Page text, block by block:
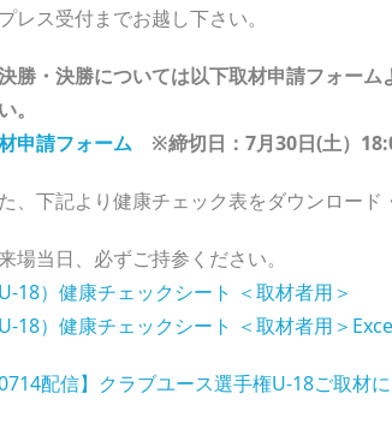
レス受付までお越し下さい。
勝・決勝については以下取材申請フォー
。
申請フォーム
※締切日：7月30日(土）
、下記より健康チェック表をダウンロード
場当日、必ずご持参ください。
U-18）健康チェックシート ＜取材者用＞
U-18）健康チェックシート ＜取材者用＞
0714配信】クラブユース選手権U-18ご取材